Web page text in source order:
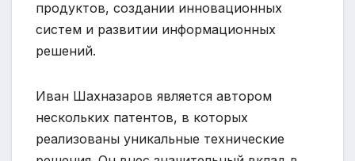
продуктов, создании инновационных
систем и развитии информационных
решений.
Иван Шахназаров является автором
нескольких патентов, в которых
реализованы уникальные технические